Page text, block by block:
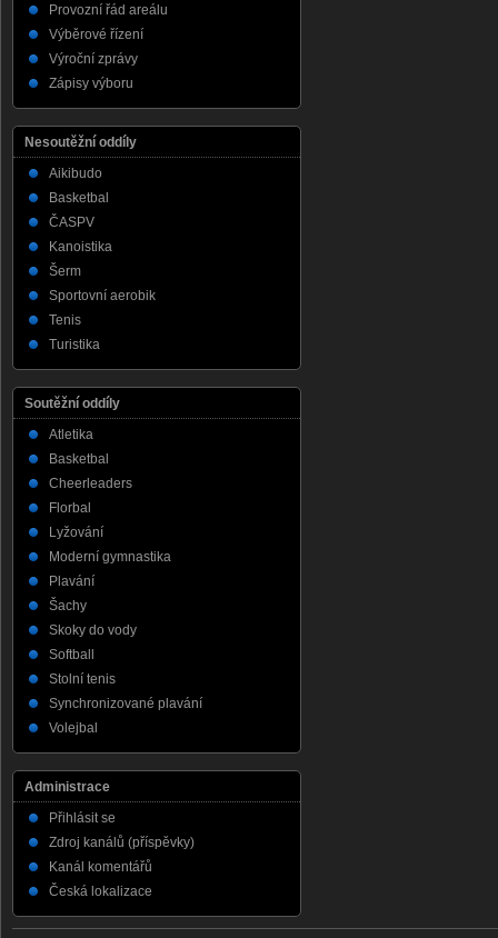
Provozní řád areálu
Výběrové řízení
Výroční zprávy
Zápisy výboru
Nesoutěžní oddíly
Aikibudo
Basketbal
ČASPV
Kanoistika
Šerm
Sportovní aerobik
Tenis
Turistika
Soutěžní oddíly
Atletika
Basketbal
Cheerleaders
Florbal
Lyžování
Moderní gymnastika
Plavání
Šachy
Skoky do vody
Softball
Stolní tenis
Synchronizované plavání
Volejbal
Administrace
Přihlásit se
Zdroj kanálů (příspěvky)
Kanál komentářů
Česká lokalizace